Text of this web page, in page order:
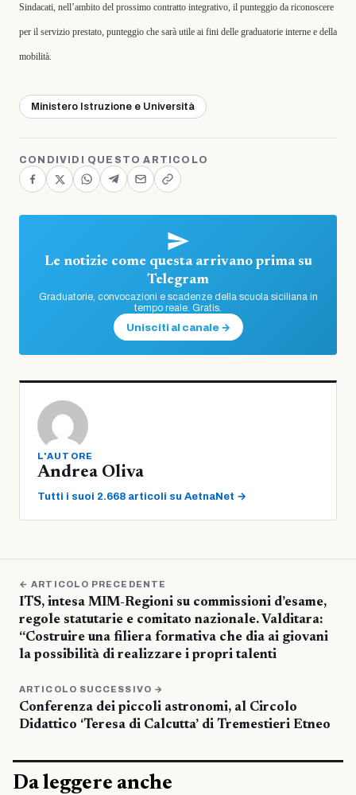
Sindacati, nell’ambito del prossimo contratto integrativo, il punteggio da riconoscere
per il servizio prestato, punteggio che sarà utile ai fini delle graduatorie interne e della
mobilità.
Ministero Istruzione e Università
CONDIVIDI QUESTO ARTICOLO
Le notizie come questa arrivano prima su
Telegram
Graduatorie, convocazioni e scadenze della scuola siciliana in
tempo reale. Gratis.
Unisciti al canale →
L'AUTORE
Andrea Oliva
Tutti i suoi 2.668 articoli su AetnaNet →
← ARTICOLO PRECEDENTE
ITS, intesa MIM-Regioni su commissioni d’esame,
regole statutarie e comitato nazionale. Valditara:
“Costruire una filiera formativa che dia ai giovani
la possibilità di realizzare i propri talenti
ARTICOLO SUCCESSIVO →
Conferenza dei piccoli astronomi, al Circolo
Didattico ‘Teresa di Calcutta’ di Tremestieri Etneo
Da leggere anche